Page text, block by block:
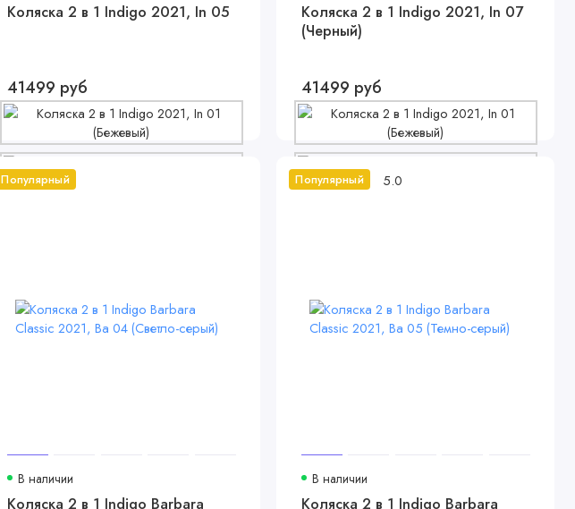
Коляска 2 в 1 Indigo 2021, In 05
41499 руб
Коляска 2 в 1 Indigo 2021, In 07
(Черный)
41499 руб
Популярный
В наличии
Коляска 2 в 1 Indigo Barbara
Популярный 5.0
В наличии
Коляска 2 в 1 Indigo Barbara